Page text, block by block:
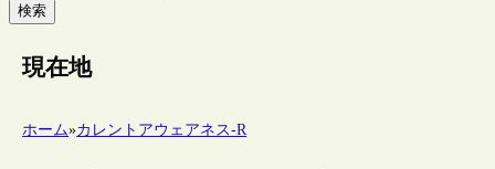
検索
現在地
ホーム»カレントアウェアネス-R